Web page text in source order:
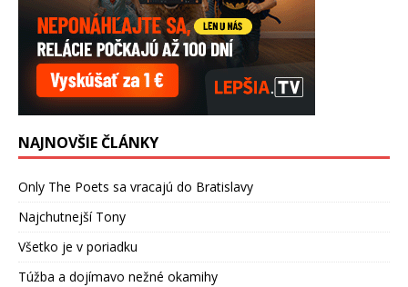
NAJNOVŠIE ČLÁNKY
Only The Poets sa vracajú do Bratislavy
Najchutnejší Tony
Všetko je v poriadku
Túžba a dojímavo nežné okamihy